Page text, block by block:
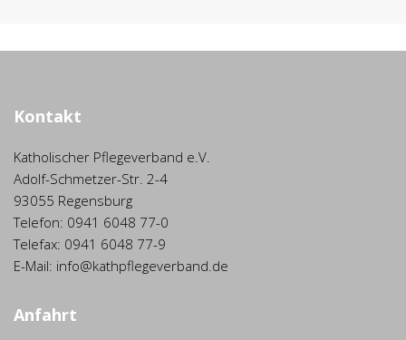
Kontakt
Katholischer Pflegeverband e.V.
Adolf-Schmetzer-Str. 2-4
93055 Regensburg
Telefon: 0941 6048 77-0
Telefax: 0941 6048 77-9
E-Mail: info@kathpflegeverband.de
Anfahrt